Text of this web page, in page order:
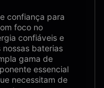
confiança para
foco no
confiáveis e
baterias
gama de
essencial
necessitam de